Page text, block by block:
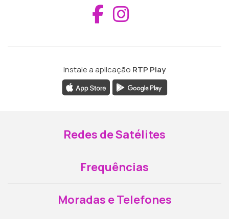
Aceder ao
Instale a aplicação RTP Play
Redes de Satélites
Frequências
Moradas e Telefones